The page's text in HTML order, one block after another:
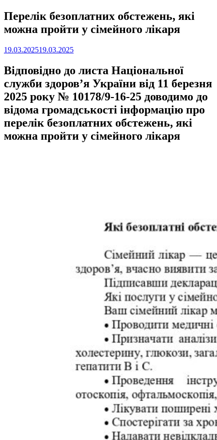
Перелік безоплатних обстежень, які
можна пройти у сімейного лікаря
19.03.202519.03.2025
Відповідно до листа Національної
служби здоров’я України від 11 березня
2025 року № 10178/9-16-25 доводимо до
відома громадськості інформацію про
перелік безоплатних обстежень, які
можна пройти у сімейного лікаря